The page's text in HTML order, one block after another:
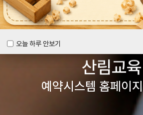
오늘 하루 안보기
오늘 하루 안보기
양주시
목재문화체험
산림교육
예약시스템 홈페이